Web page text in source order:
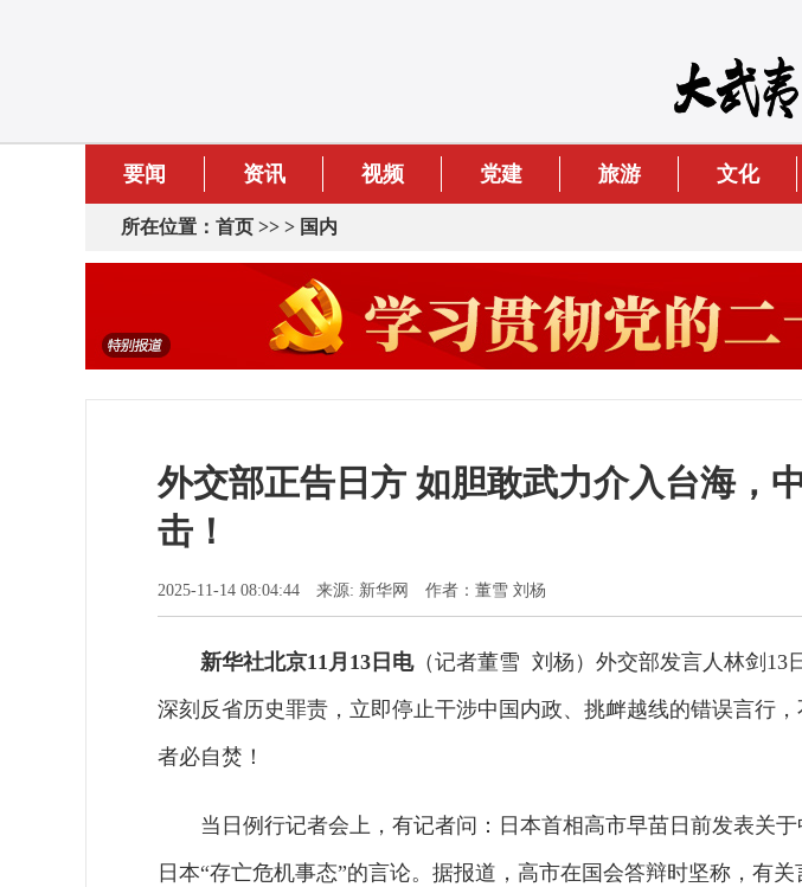
要闻 资讯 视频 党建 旅游 文化
所在位置： 首页 >> > 国内
外交部正告日方 如胆敢武力介入台海，
击！
2025-11-14 08:04:44 来源: 新华网 作者：董雪 刘杨
新华社北京11月13日电（记者董雪 刘杨）外交部发言人林剑13
深刻反省历史罪责，立即停止干涉中国内政、挑衅越线的错误言行
者必自焚！
当日例行记者会上，有记者问：日本首相高市早苗日前发表关
日本“存亡危机事态”的言论。据报道，高市在国会答辩时坚称，有